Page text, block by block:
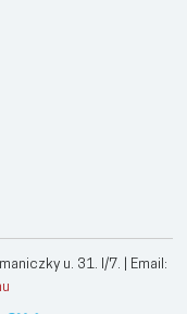
u. 31. I/7. | Email: